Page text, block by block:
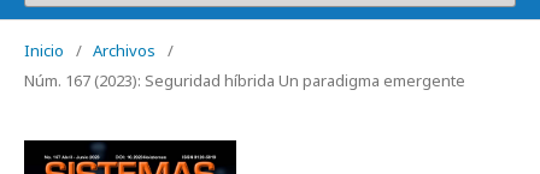
Inicio / Archivos
/
Núm. 167 (2023): Seguridad híbrida Un paradigma emergente